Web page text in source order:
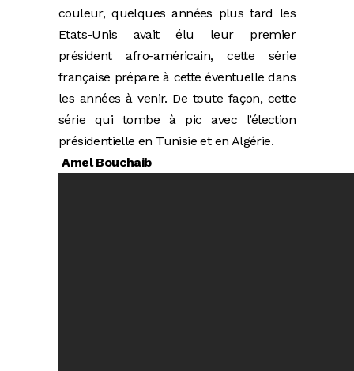
couleur, quelques années plus tard les
Etats-Unis avait élu leur premier
président afro-américain, cette série
française prépare à cette éventuelle dans
les années à venir. De toute façon, cette
série qui tombe à pic avec l’élection
présidentielle en Tunisie et en Algérie.
Amel Bouchaib